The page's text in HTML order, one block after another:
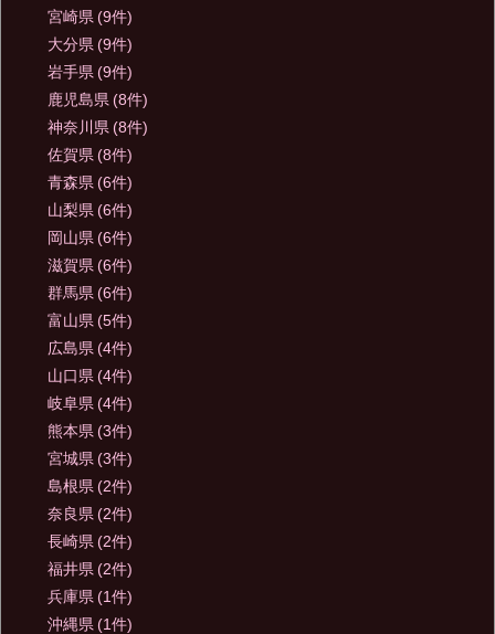
宮崎県 (9件)
大分県 (9件)
岩手県 (9件)
鹿児島県 (8件)
神奈川県 (8件)
佐賀県 (8件)
青森県 (6件)
山梨県 (6件)
岡山県 (6件)
滋賀県 (6件)
群馬県 (6件)
富山県 (5件)
広島県 (4件)
山口県 (4件)
岐阜県 (4件)
熊本県 (3件)
宮城県 (3件)
島根県 (2件)
奈良県 (2件)
長崎県 (2件)
福井県 (2件)
兵庫県 (1件)
沖縄県 (1件)